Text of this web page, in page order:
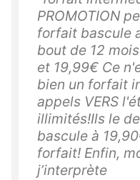
PROMOTION
forfait bascule
bout de 12
et 19,99€ Ce
bien un forfait
appels VERS
illimités!Ils le
bascule à
forfait! Enfin,
j’interprète